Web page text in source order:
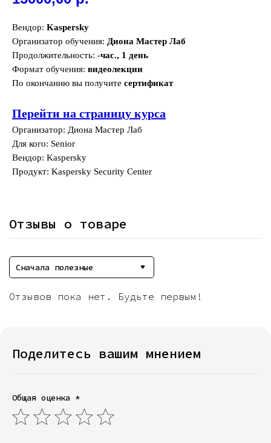
Вендор: Kaspersky
Организатор обучения: Диона Мастер Лаб
Продолжительность: -час., 1 день
Формат обучения: видеолекции
По окончанию вы получите сертификат
Перейти на страницу курса
Организатор: Диона Мастер Лаб
Для кого: Senior
Вендор: Kaspersky
Продукт: Kaspersky Security Center
Отзывы о товаре
Сначала полезные
Отзывов пока нет. Будьте первым!
Поделитесь вашим мнением
Общая оценка *